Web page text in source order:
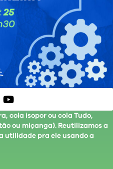
cola isopor ou cola Tudo,
ou miçanga). Reutilizamos a
utilidade pra ele usando a